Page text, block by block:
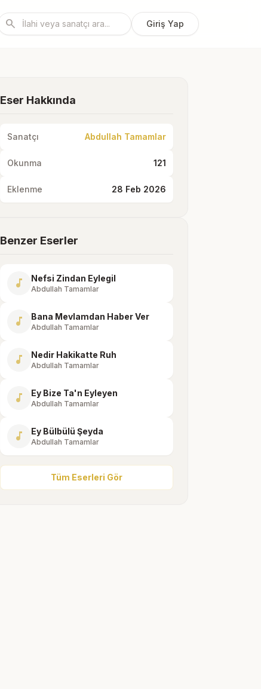
search Giriş Yap
Eser Hakkında
Sanatçı Abdullah Tamamlar
Okunma 121
Eklenme 28 Feb 2026
Benzer Eserler
music_note Nefsi Zindan Eylegil
Abdullah Tamamlar
music_note Bana Mevlamdan Haber Ver
Abdullah Tamamlar
music_note Nedir Hakikatte Ruh
Abdullah Tamamlar
music_note Ey Bize Ta'n Eyleyen
Abdullah Tamamlar
music_note Ey Bülbülü Şeyda
Abdullah Tamamlar
Tüm Eserleri Gör